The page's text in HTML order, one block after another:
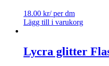
18.00 kr/ per dm
Lägg till i varukorg
Lycra glitter